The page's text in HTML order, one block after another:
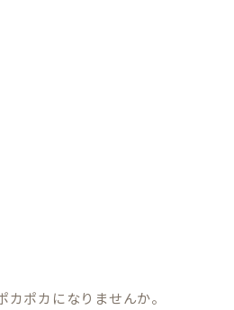
ポカになりませんか。